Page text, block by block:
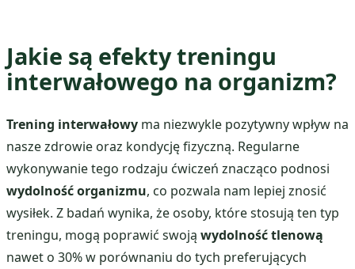
Jakie są efekty treningu
interwałowego na organizm?
Trening interwałowy ma niezwykle pozytywny wpływ na
nasze zdrowie oraz kondycję fizyczną. Regularne
wykonywanie tego rodzaju ćwiczeń znacząco podnosi
wydolność organizmu, co pozwala nam lepiej znosić
wysiłek. Z badań wynika, że osoby, które stosują ten typ
treningu, mogą poprawić swoją wydolność tlenową
nawet o 30% w porównaniu do tych preferujących